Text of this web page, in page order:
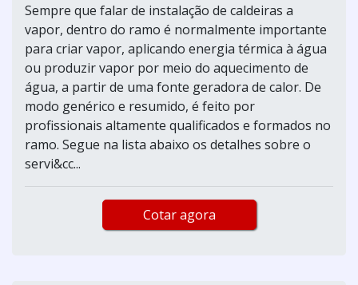
Sempre que falar de instalação de caldeiras a
vapor, dentro do ramo é normalmente importante
para criar vapor, aplicando energia térmica à água
ou produzir vapor por meio do aquecimento de
água, a partir de uma fonte geradora de calor. De
modo genérico e resumido, é feito por
profissionais altamente qualificados e formados no
ramo. Segue na lista abaixo os detalhes sobre o
servi&cc...
Cotar agora